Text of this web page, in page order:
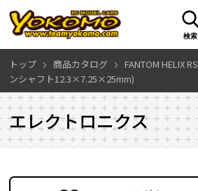
検索
トップ 商品カタログ
FANTOM HELIX
ンシャフト12.3×7.25×25mm)
エレクトロニクス